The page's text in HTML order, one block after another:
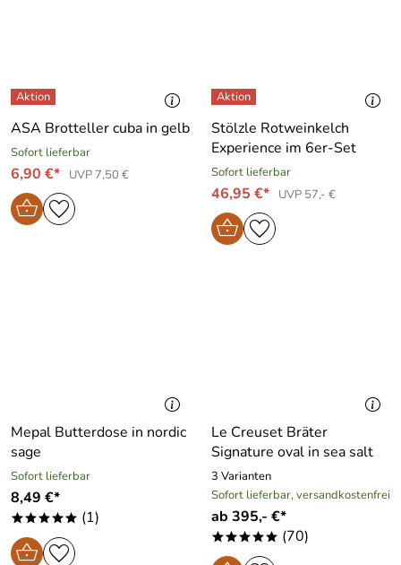
ASA Brotteller cuba in gelb
Sofort lieferbar
6,90 €* UVP 7,50 €
Stölzle Rotweinkelch
Experience im 6er-Set
Sofort lieferbar
46,95 €* UVP 57,- €
Mepal Butterdose in nordic
sage
Sofort lieferbar
8,49 €*
***** (1)
Le Creuset Bräter
Signature oval in sea salt
3 Varianten
Sofort lieferbar, versandkostenfrei
ab 395,- €*
***** (70)